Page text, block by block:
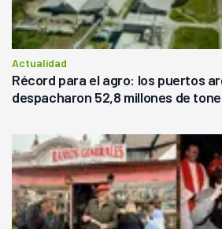
Actualidad
Récord para el agro: los puertos
despacharon 52,8 millones de